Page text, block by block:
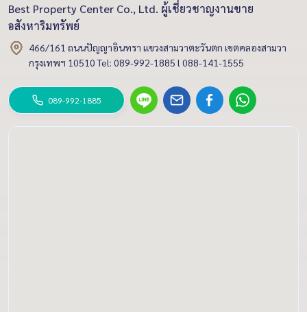
Best Property Center Co., Ltd. ผู้เชี่ยวชาญงานขาย
อสังหาริมทรัพย์
466/161 ถนนปัญญาอินทรา แขวงสามวาตะวันตก เขตคลองสามวา
กรุงเทพฯ 10510 Tel: 089-992-1885 l 088-141-1555
089-992-1885